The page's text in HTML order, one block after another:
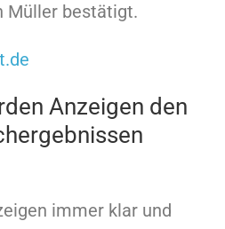
Müller bestätigt.
Anzeigen den
immer klar und